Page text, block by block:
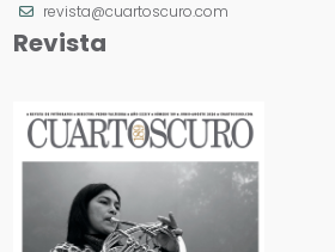
revista@cuartoscuro.com
Revista